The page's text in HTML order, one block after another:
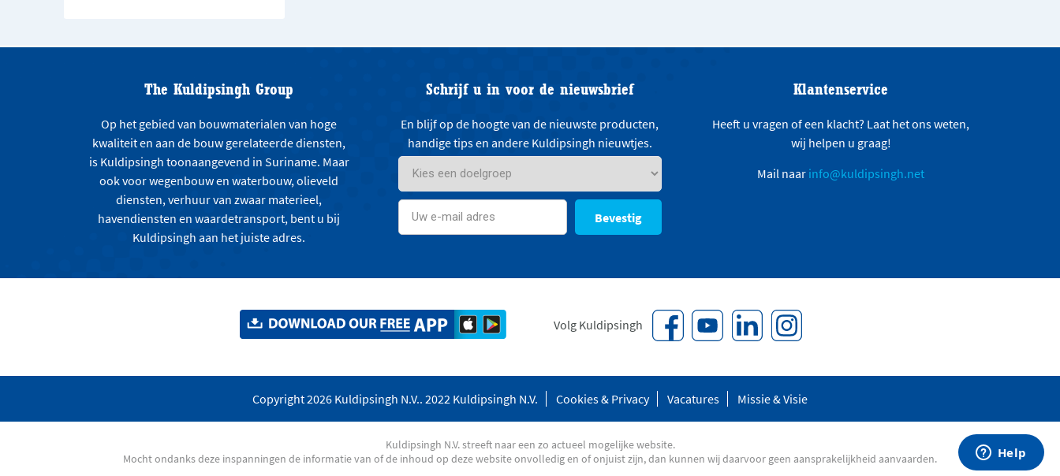
The Kuldipsingh Group
Op het gebied van bouwmaterialen van hoge
kwaliteit en aan de bouw gerelateerde diensten,
is Kuldipsingh toonaangevend in Suriname. Maar
ook voor wegenbouw en waterbouw, olieveld
diensten, verhuur van zwaar materieel,
havendiensten en waardetransport, bent u bij
Kuldipsingh aan het juiste adres.
Schrijf u in voor de nieuwsbrief
En blijf op de hoogte van de nieuwste producten,
handige tips en andere Kuldipsingh nieuwtjes.
Bevestig
Klantenservice
Heeft u vragen of een klacht? Laat het ons weten,
wij helpen u graag!
Mail naar info@kuldipsingh.net
Volg Kuldipsingh
Copyright 2026 Kuldipsingh N.V.. 2022 Kuldipsingh N.V. Cookies & Privacy Vacatures Missie & Visie
Kuldipsingh N.V. streeft naar een zo actueel mogelijke website.
Mocht ondanks deze inspanningen de informatie van of de inhoud op deze website onvolledig en of onjuist zijn, dan kunnen wij daarvoor geen aansprakelijkheid aanvaarden.